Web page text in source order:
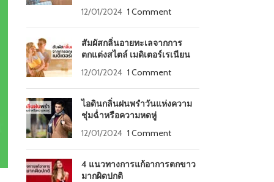
12/01/2024 1 Comment
สัมผัสกลิ่นอายทะเลจากการ
ตกแต่งสไตล์ เมดิเตอร์เรเนียน
12/01/2024 1 Comment
ไอดินกลิ่นฝนพรำวันแห่งความ
ชุ่มฉ่ำหรือความหดหู่
12/01/2024 1 Comment
4 แนวทางการแก้อาการตกขาว
มากผิดปกติ